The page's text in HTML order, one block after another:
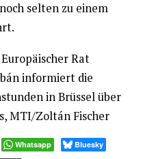
selten zu einem
Rat
informiert die
in Brüssel über
MTI/Zoltán Fischer
Whatsapp Bluesky